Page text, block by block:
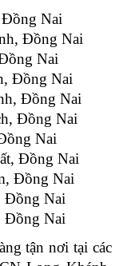
Đồng Nai
Đồng Nai
Nai
Đồng Nai
Đồng Nai
Đồng Nai
Nai
Đồng Nai
Đồng Nai
Đồng Nai
Đồng Nai
tận nơi tại các